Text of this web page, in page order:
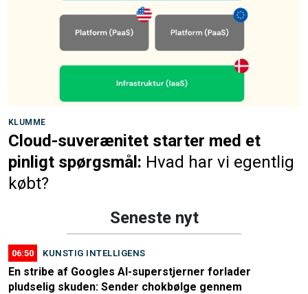
KLUMME
Cloud-suverænitet starter med et
pinligt spørgsmål: Hvad har vi egentlig
købt?
Seneste nyt
06:50 KUNSTIG INTELLIGENS
En stribe af Googles AI-superstjerner forlader
pludselig skuden: Sender chokbølge gennem